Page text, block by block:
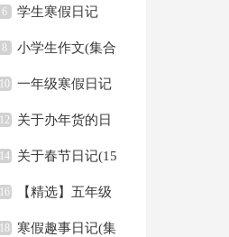
选15篇
6 学生寒假日记
【热】
8 小学生作文(集合
15篇)
10 一年级寒假日记
12 关于办年货的日
记
14 关于春节日记(15
篇)
16 【精选】五年级
的作文集锦5篇
18 寒假趣事日记(集